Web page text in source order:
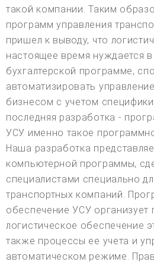
такой компании. Таким
программ управления
пришел к выводу, что
настоящее время нуждается
бухгалтерской программе,
автоматизировать
бизнесом с учетом
последняя разработка -
УСУ именно такое
Наша разработка
компьютерной программы,
специалистами специально
транспортных компаний.
обеспечение УСУ организует
логистическое обеспечение
также процессы ее учета и
автоматическом режиме.